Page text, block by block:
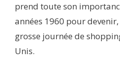
prend toute son
années 1960 pour
grosse journée de
Unis.